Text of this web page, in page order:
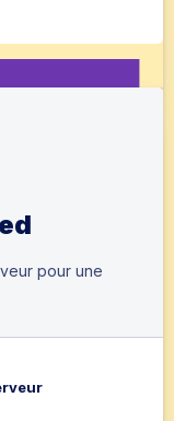
pour une